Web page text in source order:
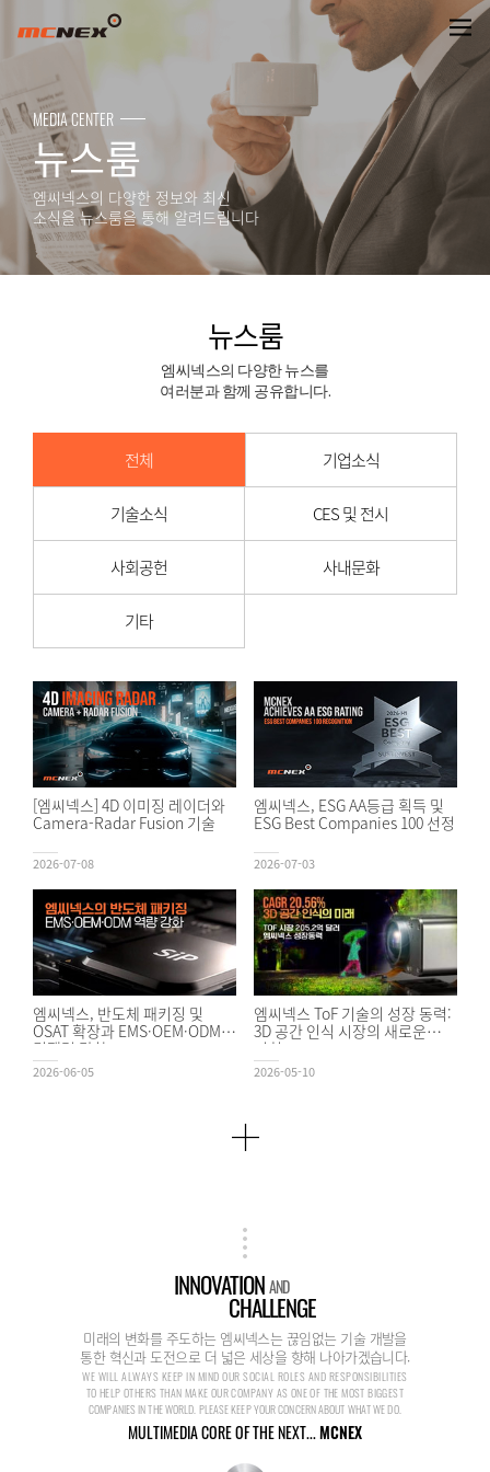
뉴스룸
MEDIA CENTER
뉴스룸
엠씨넥스의 다양한 정보와 최신
소식을 뉴스룸을 통해 알려드립니다
뉴스룸
엠씨넥스의 다양한 뉴스를
여러분과 함께 공유합니다.
전체 기업소식
기술소식 CES 및 전시
사회공헌 사내문화
기타
[엠씨넥스] 4D 이미징 레이더와
Camera-Radar Fusion 기술
2026-07-08
엠씨넥스, ESG AA등급 획득 및
ESG Best Companies 100 선정
2026-07-03
엠씨넥스, 반도체 패키징 및
OSAT 확장과 EMS·OEM·ODM
경쟁력 강화
2026-06-05
엠씨넥스 ToF 기술의 성장 동력:
3D 공간 인식 시장의 새로운
기회
2026-05-10
INNOVATIONAND
CHALLENGE
미래의 변화를 주도하는 엠씨넥스는 끊임없는 기술 개발을
통한 혁신과 도전으로 더 넓은 세상을 향해 나아가겠습니다.
WE WILL ALWAYS KEEP IN MIND OUR SOCIAL ROLES AND RESPONSIBILITIES
TO HELP OTHERS THAN MAKE OUR COMPANY AS ONE OF THE MOST BIGGEST
COMPANIES IN THE WORLD. PLEASE KEEP YOUR CONCERN ABOUT WHAT WE DO.
MULTIMEDIA CORE OF THE NEXT...MCNEX